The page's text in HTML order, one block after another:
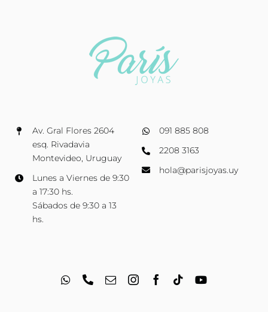
Av. Gral Flores 2604
esq. Rivadavia
Montevideo, Uruguay
Lunes a Viernes de 9:30
a 17:30 hs.
Sábados de 9:30 a 13
hs.
091 885 808
2208 3163
hola@parisjoyas.uy